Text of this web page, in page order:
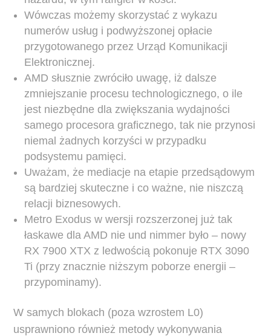
Wówczas możemy skorzystać z wykazu
numerów usług i podwyższonej opłacie
przygotowanego przez Urząd Komunikacji
Elektronicznej.
AMD słusznie zwróciło uwagę, iż dalsze
zmniejszanie procesu technologicznego, o ile
jest niezbędne dla zwiększania wydajności
samego procesora graficznego, tak nie przynosi
niemal żadnych korzyści w przypadku
podsystemu pamięci.
Uważam, że mediacje na etapie przedsądowym
są bardziej skuteczne i co ważne, nie niszczą
relacji biznesowych.
Metro Exodus w wersji rozszerzonej już tak
łaskawe dla AMD nie und nimmer było – nowy
RX 7900 XTX z ledwością pokonuje RTX 3090
Ti (przy znacznie niższym poborze energii –
przypominamy).
W samych blokach (poza wzrostem L0)
usprawniono również metody wykonywania